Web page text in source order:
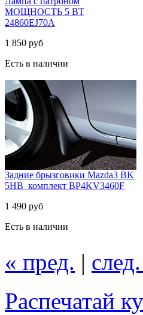
стеклоочистителя
600мм(24)/450мм(18) Mazda
CX-5 II 02.17- XF6045L
1 990 руб
Лампа с патроном
МОЩНОСТЬ 5 ВТ
24860EJ70A
1 850 руб
« пред. |
Распечатай